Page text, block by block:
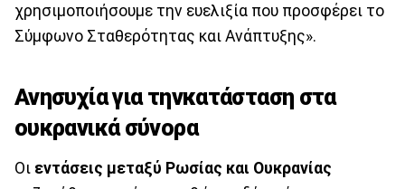
χρησιμοποιήσουμε την ευελιξία που προσφέρει το
Σύμφωνο Σταθερότητας και Ανάπτυξης».
Ανησυχία για τηνκατάσταση στα
ουκρανικά σύνορα
Οι εντάσεις μεταξύ Ρωσίας και Ουκρανίας